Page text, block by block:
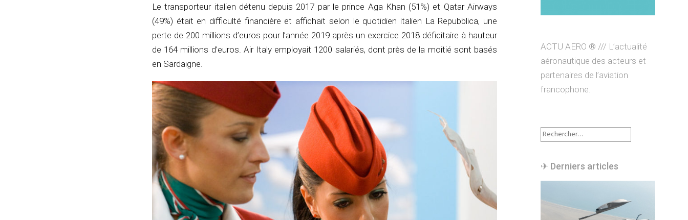
Le transporteur italien détenu depuis 2017 par le prince Aga Khan (51%) et Qatar Airways
(49%) était en difficulté financière et affichait selon le quotidien italien La Repubblica, une
perte de 200 millions d’euros pour l’année 2019 après un exercice 2018 déficitaire à hauteur
de 164 millions d’euros. Air Italy employait 1200 salariés, dont près de la moitié sont basés
en Sardaigne.
ACTU AERO ® /// L’actualité
aéronautique des acteurs et
partenaires de l’aviation
francophone.
Rechercher :
✈︎ Derniers articles